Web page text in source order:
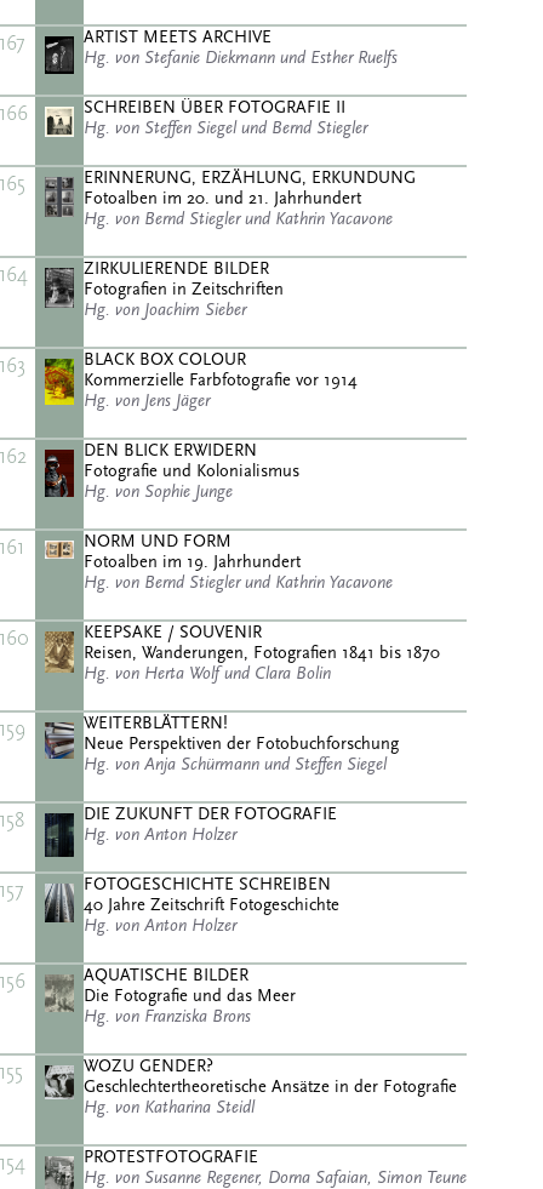
167
ARTIST MEETS ARCHIVE
Hg. von Stefanie Diekmann und Esther Ruelfs
166
SCHREIBEN ÜBER FOTOGRAFIE II
Hg. von Steffen Siegel und Bernd Stiegler
165
ERINNERUNG, ERZÄHLUNG, ERKUNDUNG
Fotoalben im 20. und 21. Jahrhundert
Hg. von Bernd Stiegler und Kathrin Yacavone
164
ZIRKULIERENDE BILDER
Fotografien in Zeitschriften
Hg. von Joachim Sieber
163
BLACK BOX COLOUR
Kommerzielle Farbfotografie vor 1914
Hg. von Jens Jäger
162
DEN BLICK ERWIDERN
Fotografie und Kolonialismus
Hg. von Sophie Junge
161
NORM UND FORM
Fotoalben im 19. Jahrhundert
Hg. von Bernd Stiegler und Kathrin Yacavone
160
KEEPSAKE / SOUVENIR
Reisen, Wanderungen, Fotografien 1841 bis 1870
Hg. von Herta Wolf und Clara Bolin
159
WEITERBLÄTTERN!
Neue Perspektiven der Fotobuchforschung
Hg. von Anja Schürmann und Steffen Siegel
158
DIE ZUKUNFT DER FOTOGRAFIE
Hg. von Anton Holzer
157
FOTOGESCHICHTE SCHREIBEN
40 Jahre Zeitschrift Fotogeschichte
Hg. von Anton Holzer
156
AQUATISCHE BILDER
Die Fotografie und das Meer
Hg. von Franziska Brons
155
WOZU GENDER?
Geschlechtertheoretische Ansätze in der Fotografie
Hg. von Katharina Steidl
154
PROTESTFOTOGRAFIE
Hg. von Susanne Regener, Dorna Safaian, Simon Teune